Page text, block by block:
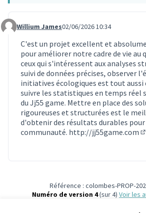
Commentaire 2366
Willium James02/06/2026 10:34
C'est un projet excellent et
pour améliorer notre cadre de vie au
ceux qui s'intéressent aux analyses
suivi de données précises, observer
initiatives écologiques est tout aussi
suivre les statistiques en temps réel
du Jj55 game. Mettre en place des
rigoureuses et structurées est le
d'obtenir des résultats durables
communauté. http://jj55game.com
Référence : colombes-PROP-
Numéro de version 4(sur 4)
voir les